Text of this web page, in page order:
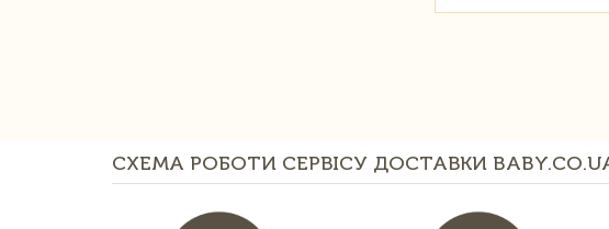
СХЕМА РОБОТИ СЕРВІСУ ДОСТАВКИ